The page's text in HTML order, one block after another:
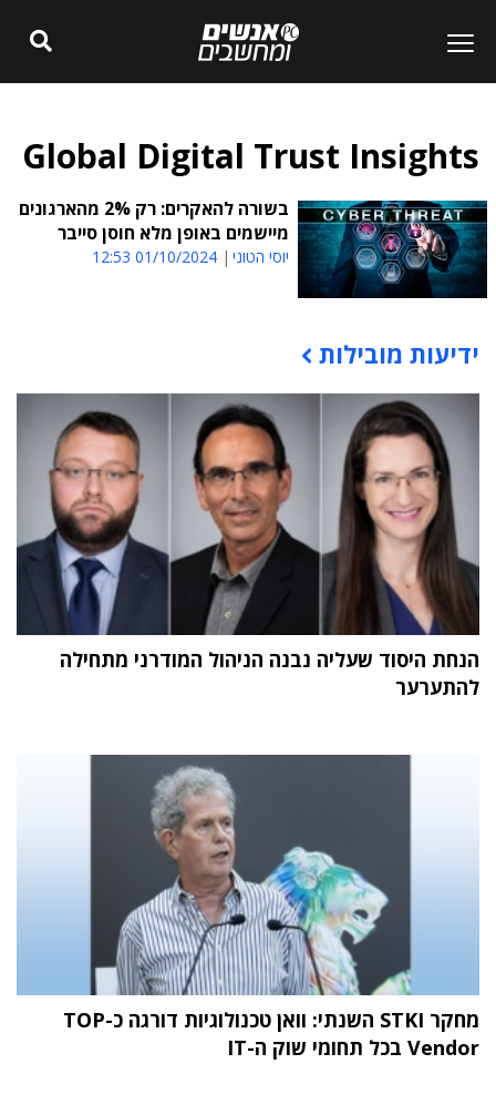
Global Digital Trust Insights
בשורה להאקרים: רק 2% מהארגונים
מיישמים באופן מלא חוסן סייבר
יוסי הטוני 01/10/2024 12:53
תוכן פרסומי
ידיעות מובילות
הנחת היסוד שעליה נבנה הניהול המודרני מתחילה
להתערער
מחקר STKI השנתי: וואן טכנולוגיות דורגה כ-TOP
Vendor בכל תחומי שוק ה-IT